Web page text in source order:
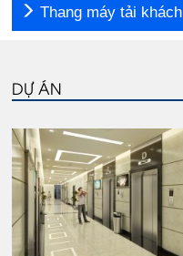
Thang máy tải khách
DỰ ÁN